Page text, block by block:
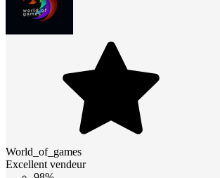
World_of_games
Excellent vendeur